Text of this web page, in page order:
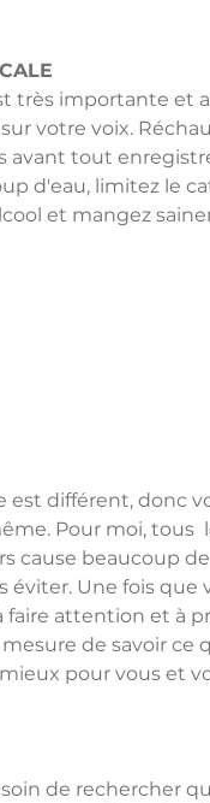
très importante et
votre voix.
avant tout
d'eau, limitez le
et mangez
est différent, donc
Pour moi, tous
cause beaucoup
éviter. Une fois que
faire attention et à
de savoir ce
pour vous et
de rechercher